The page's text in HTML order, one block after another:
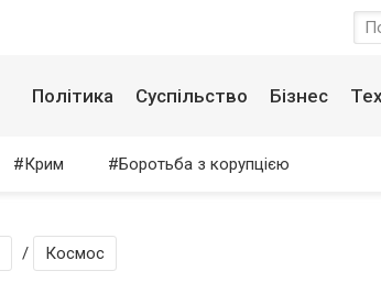
Політика Суспільство Бізнес
Крим Боротьба з корупцією
/ Космос